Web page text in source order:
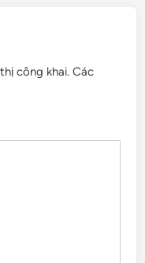
công khai. Các